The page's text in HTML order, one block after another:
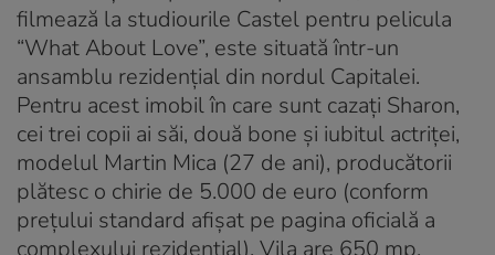
filmează la studiourile Castel pentru pelicula
“What About Love”, este situată într-un
ansamblu rezidenţial din nordul Capitalei.
Pentru acest imobil în care sunt cazaţi Sharon,
cei trei copii ai săi, două bone şi iubitul actriţei,
modelul Martin Mica (27 de ani), producătorii
plătesc o chirie de 5.000 de euro (conform
preţului standard afişat pe pagina oficială a
complexului rezidenţial). Vila are 650 mp,